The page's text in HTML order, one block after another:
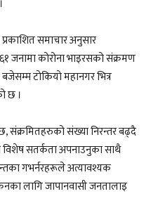
समाचार अनुसार
जनामा कोरोना भाइरसको संक्रमण
टाेकियाे महानगर भित्र
छ ।
संक्रमितहरुको संख्या निरन्तर बढ्दै
सतर्कता अपनाउनुका साथै
गभर्नरहरूले अत्यावश्यक
लागि जापानवासी जनतालाइ